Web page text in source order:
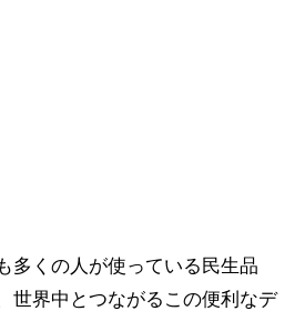
多くの人が使っている民生品
世界中とつながるこの便利なデ